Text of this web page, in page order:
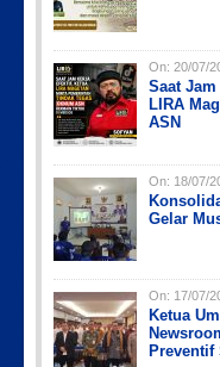
On: 20/07/
Saat
LIRA
ASN
On: 18/07/
Gelar
On: 17/07/
Ketua
Preventif